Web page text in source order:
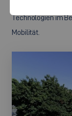
Technologien im
Mobilität.